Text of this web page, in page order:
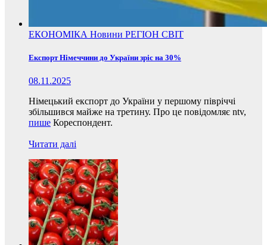
ЕКОНОМІКА Новини РЕГІОН СВІТ
Експорт Німеччини до України зріс на 30%
08.11.2025
Німецький експорт до України у першому півріччі
збільшився майже на третину. Про це повідомляє ntv,
пише Кореспондент.
Читати далі